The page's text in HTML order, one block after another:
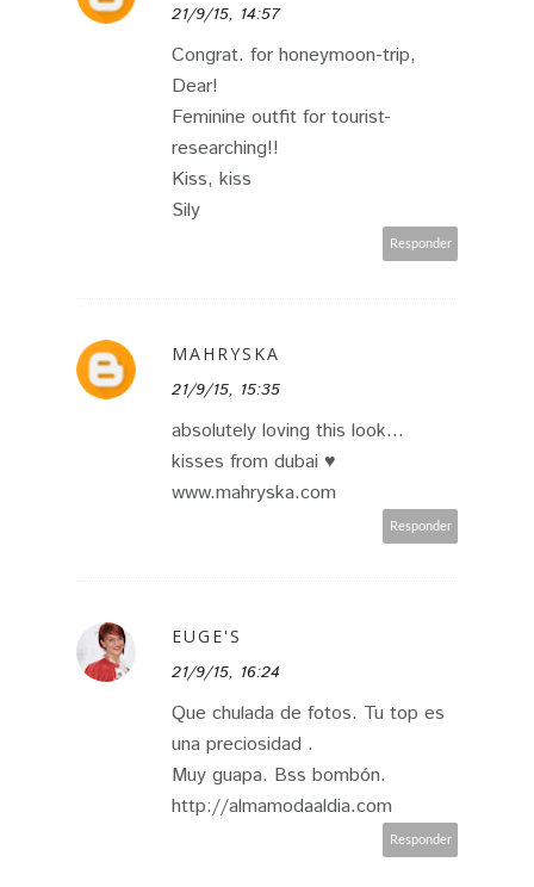
21/9/15, 14:57
Congrat. for honeymoon-trip,
Dear!
Feminine outfit for tourist-
researching!!
Kiss, kiss
Sily
Responder
MAHRYSKA
21/9/15, 15:35
absolutely loving this look...
kisses from dubai ♥
www.mahryska.com
Responder
EUGE'S
21/9/15, 16:24
Que chulada de fotos. Tu top es
una preciosidad .
Muy guapa. Bss bombón.
http://almamodaaldia.com
Responder